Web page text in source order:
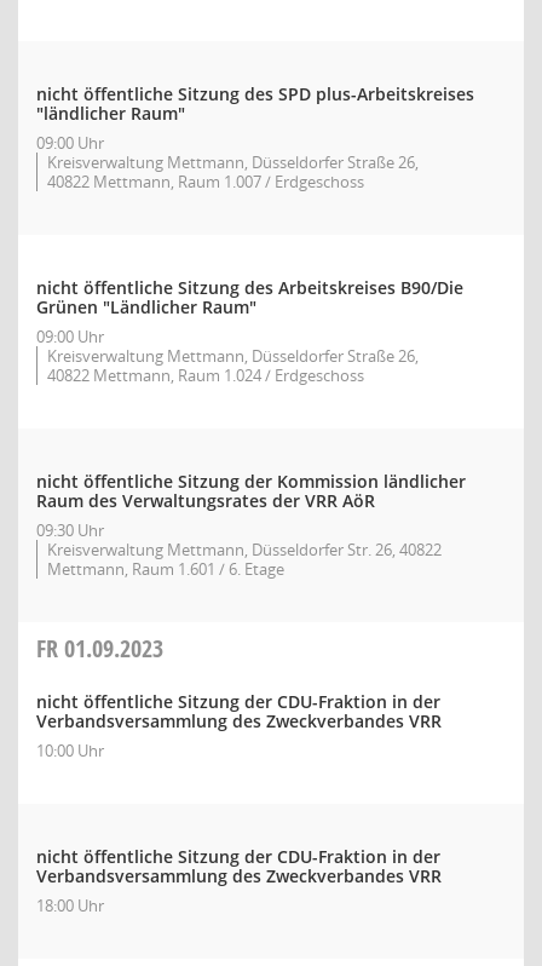
nicht öffentliche Sitzung des SPD plus-Arbeitskreises
"ländlicher Raum"
09:00 Uhr
Kreisverwaltung Mettmann, Düsseldorfer Straße 26,
40822 Mettmann, Raum 1.007 / Erdgeschoss
nicht öffentliche Sitzung des Arbeitskreises B90/Die
Grünen "Ländlicher Raum"
09:00 Uhr
Kreisverwaltung Mettmann, Düsseldorfer Straße 26,
40822 Mettmann, Raum 1.024 / Erdgeschoss
nicht öffentliche Sitzung der Kommission ländlicher
Raum des Verwaltungsrates der VRR AöR
09:30 Uhr
Kreisverwaltung Mettmann, Düsseldorfer Str. 26, 40822
Mettmann, Raum 1.601 / 6. Etage
FR01.09.2023
nicht öffentliche Sitzung der CDU-Fraktion in der
Verbandsversammlung des Zweckverbandes VRR
10:00 Uhr
nicht öffentliche Sitzung der CDU-Fraktion in der
Verbandsversammlung des Zweckverbandes VRR
18:00 Uhr